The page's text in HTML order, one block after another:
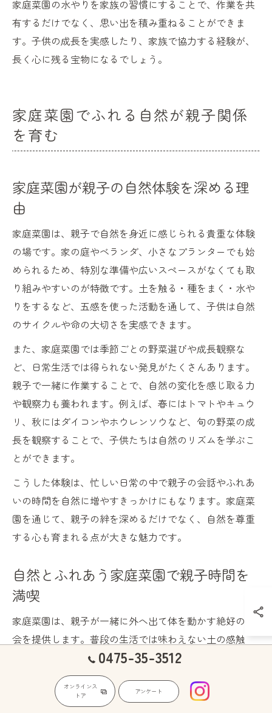
家庭菜園の水やりを家族の習慣にすることで、作業を共
有するだけでなく、思い出を積み重ねることができま
す。子供の成長を実感したり、家族で協力する経験が、
長く心に残る宝物になるでしょう。
家庭菜園でふれる自然が親子関係
を育む
家庭菜園が親子の自然体験を深める理
由
家庭菜園は、親子で自然を身近に感じられる貴重な体験
の場です。家の庭やベランダ、小さなプランターでも始
められるため、特別な準備や広いスペースがなくても取
り組みやすいのが特徴です。土を触る・種をまく・水や
りをするなど、五感を使った活動を通して、子供は自然
のサイクルや命の大切さを実感できます。
また、家庭菜園では季節ごとの野菜選びや成長観察な
ど、日常生活では得られない発見がたくさんあります。
親子で一緒に作業することで、自然の変化を感じ取る力
や観察力も養われます。例えば、春にはトマトやキュウ
リ、秋にはダイコンやホウレンソウなど、旬の野菜の成
長を観察することで、子供たちは自然のリズムを学ぶこ
とができます。
こうした体験は、忙しい日常の中で親子の会話やふれあ
いの時間を自然に増やすきっかけにもなります。家庭菜
園を通じて、親子の絆を深めるだけでなく、自然を尊重
する心も育まれる点が大きな魅力です。
自然とふれあう家庭菜園で親子時間を
満喫
家庭菜園は、親子が一緒に外へ出て体を動かす絶好の機
会を提供します。普段の生活では味わえない土の感触
や、植物の成長を間近で感じることで、子供たちの好奇
心や探究心が刺激されます。また、親子で協力して作業
することで、自然と会話が生まれ、コミュニケーション
0475-35-3512
オンラインス
トア
アンケート